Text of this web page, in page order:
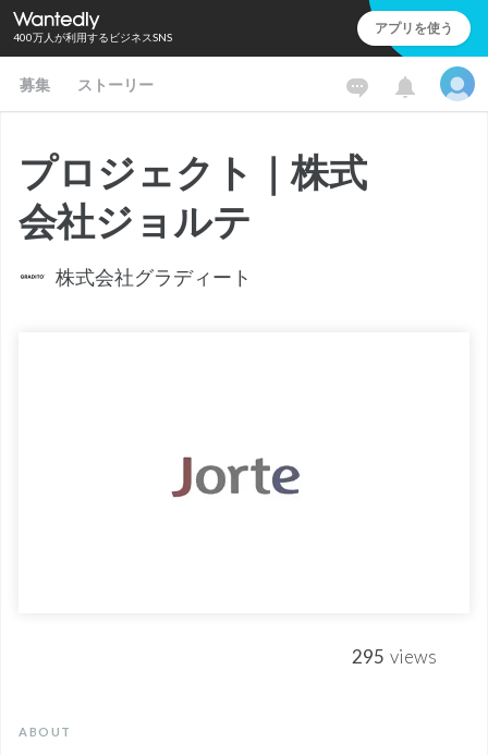
400万人が利用するビジネスSNS アプリを使う
募集 ストーリー
プロジェクト｜株式
会社ジョルテ
株式会社グラディート
295 views
ABOUT